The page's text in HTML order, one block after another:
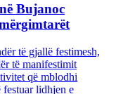
Bujanoc
të gjallë festimesh,
të manifestimit
që mblodhi
festuar lidhjen e